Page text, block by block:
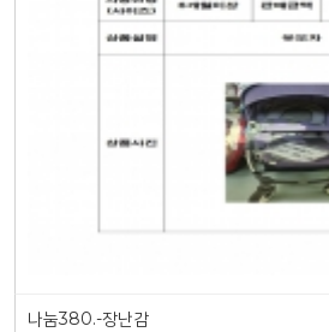
나눔380.-장난감